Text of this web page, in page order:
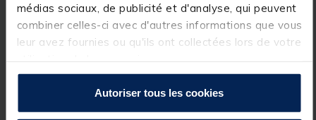
médias sociaux, de publicité et d'analyse, qui peuvent
combiner celles-ci avec d'autres informations que vous
leur avez fournies ou qu'ils ont collectées lors de votre
Autoriser tous les cookies
Hauteur intérieure: 1,85 m